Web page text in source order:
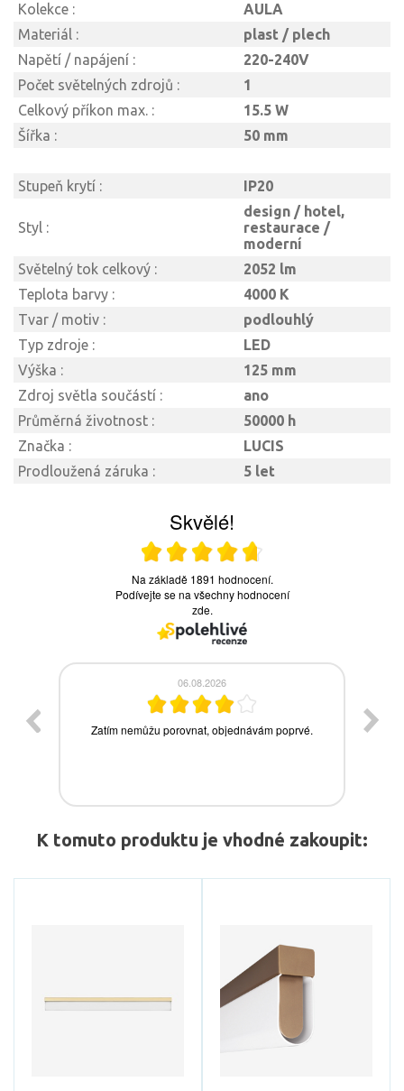
Kolekce :
AULA
Materiál :
plast / plech
Napětí / napájení :
220-240V
Počet světelných zdrojů :
1
Celkový příkon max. :
15.5 W
Šířka :
50 mm
Stupeň krytí : IP20
Styl :
design / hotel,
restaurace /
moderní
Světelný tok celkový :
2052 lm
Teplota barvy :
4000 K
Tvar / motiv :
podlouhlý
Typ zdroje :
LED
Výška :
125 mm
Zdroj světla součástí :
ano
Průměrná životnost :
50000 h
Značka :
LUCIS
Prodloužená záruka :
5 let
K tomuto produktu je vhodné zakoupit: